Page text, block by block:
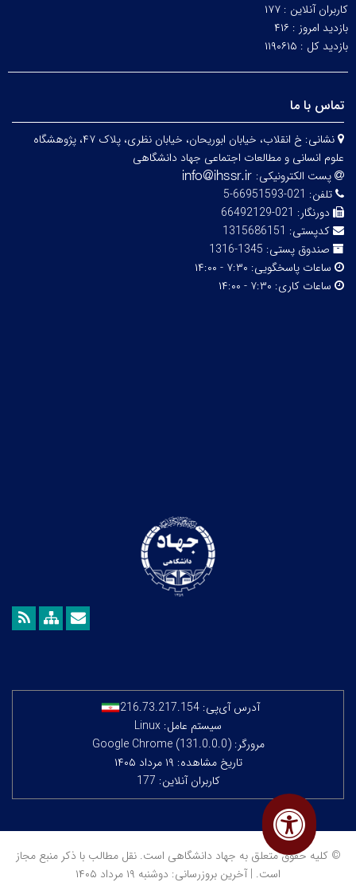
کاربران آنلاین : ۱۷۷
بازدید امروز : ۴۱۶
بازدید کل : ۱۱۹۰۶۱۵
تماس با ما
نشانی:
خ انقلاب، خیابان ابوریحان، خیابان نظری، پلاک ۴۷، پژوهشگاه
علوم انسانی و مطالعات اجتماعی جهاد دانشگاهی
پست الکترونیکی:
تلفن: 021-66951593-5
دورنگار: 021-66492129
کدپستی: 1315686151
صندوق پستی: 1345-1316
ساعات پاسخگویی: ۷:۳۰ - ۱۴:۰۰
ساعات کاری: ۷:۳۰ - ۱۴:۰۰
آدرس آی‌پی: 216.73.217.154
سیستم عامل: Linux
مرورگر: Google Chrome (131.0.0.0)
تاریخ مشاهده: ۱۹ مرداد ۱۴۰۵
کاربران آنلاین: 177
© کلیه حقوق متعلق به جهاد دانشگاهی است. نقل مطالب با ذکر منبع مجاز
است. | آخرین بروزرسانی: دوشنبه ۱۹ مرداد ۱۴۰۵